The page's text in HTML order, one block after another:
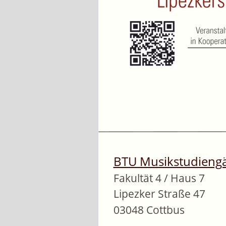
BTU
Fakultät 4 / Haus 7
Lipezker Straße 47
03048 Cottbus